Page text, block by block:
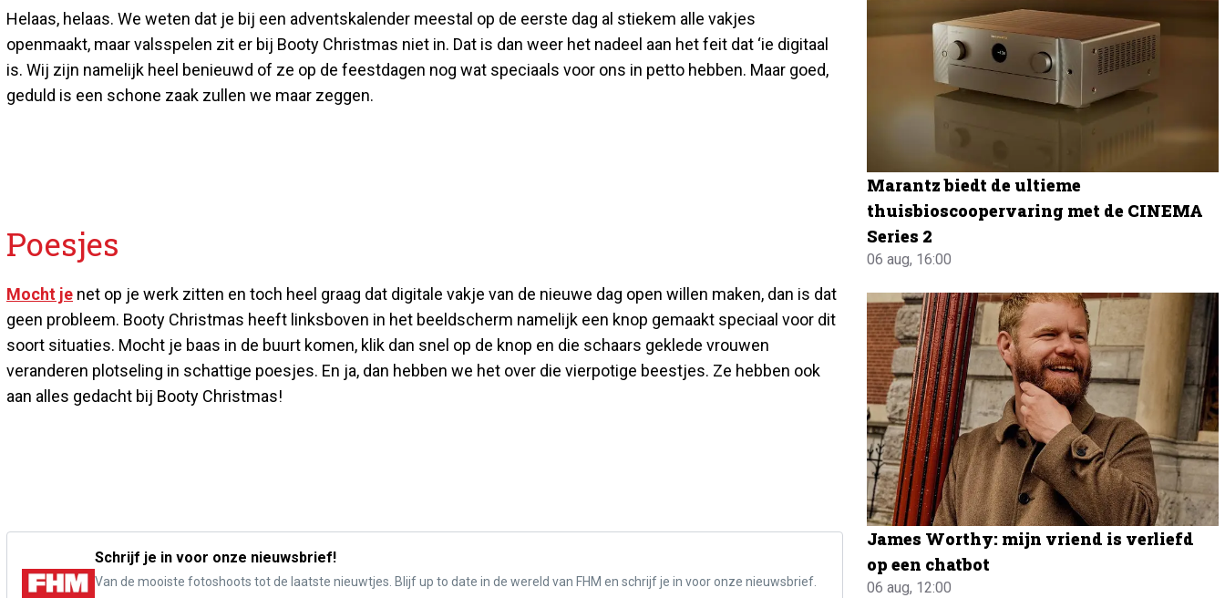
Helaas, helaas. We weten dat je bij een adventskalender meestal op de eerste dag al stiekem alle vakjes
openmaakt, maar valsspelen zit er bij Booty Christmas niet in. Dat is dan weer het nadeel aan het feit dat ‘ie digitaal
is. Wij zijn namelijk heel benieuwd of ze op de feestdagen nog wat speciaals voor ons in petto hebben. Maar goed,
geduld is een schone zaak zullen we maar zeggen.
Poesjes
Mocht je net op je werk zitten en toch heel graag dat digitale vakje van de nieuwe dag open willen maken, dan is dat
geen probleem. Booty Christmas heeft linksboven in het beeldscherm namelijk een knop gemaakt speciaal voor dit
soort situaties. Mocht je baas in de buurt komen, klik dan snel op de knop en die schaars geklede vrouwen
veranderen plotseling in schattige poesjes. En ja, dan hebben we het over die vierpotige beestjes. Ze hebben ook
aan alles gedacht bij Booty Christmas!
Schrijf je in voor onze nieuwsbrief!
Van de mooiste fotoshoots tot de laatste nieuwtjes. Blijf up to date in de wereld van FHM en schrijf je in voor onze nieuwsbrief.
Marantz biedt de ultieme
thuisbioscoopervaring met de CINEMA
Series 2
06 aug, 16:00
James Worthy: mijn vriend is verliefd
op een chatbot
06 aug, 12:00